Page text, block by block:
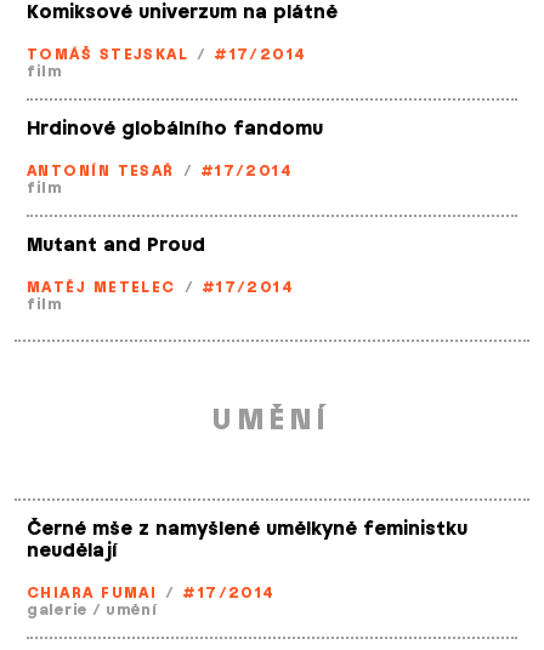
Komiksové univerzum na plátně
TOMÁŠ STEJSKAL / #17/2014
film
Hrdinové globálního fandomu
ANTONÍN TESAŘ / #17/2014
film
Mutant and Proud
MATĚJ METELEC / #17/2014
film
UMĚNÍ
Černé mše z namyšlené umělkyně feministku
neudělají
CHIARA FUMAI / #17/2014
galerie / umění